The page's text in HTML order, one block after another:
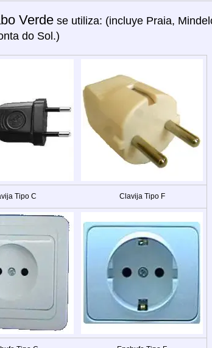
Verde se utiliza: (incluye Praia,
do Sol.)
Tipo C Clavija Tipo F